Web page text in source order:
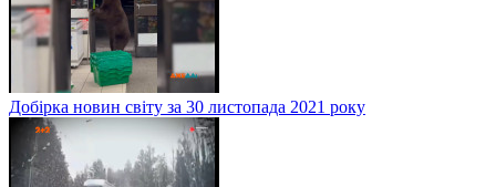
Добірка новин світу за 30 листопада 2021 року